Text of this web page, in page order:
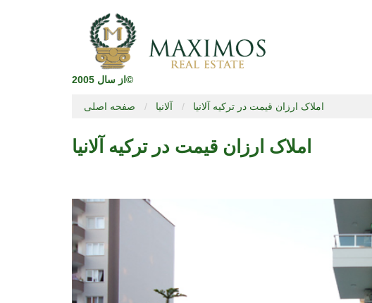
از سال 2005©
صفحه اصلی آلانیا املاک ارزان قیمت در ترکیه آلانیا
املاک ارزان قیمت در ترکیه آلانیا